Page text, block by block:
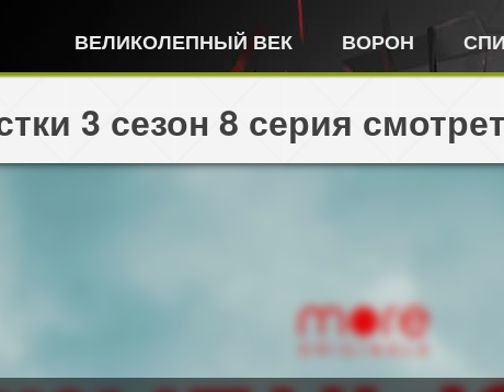
ВЕЛИКОЛЕПНЫЙ ВЕК ВОРОН
3 сезон 8 серия